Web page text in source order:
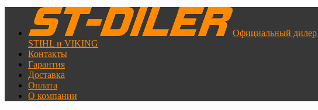
Официальный дилер
STIHL и VIKING
Контакты
Гарантия
Доставка
Оплата
О компании